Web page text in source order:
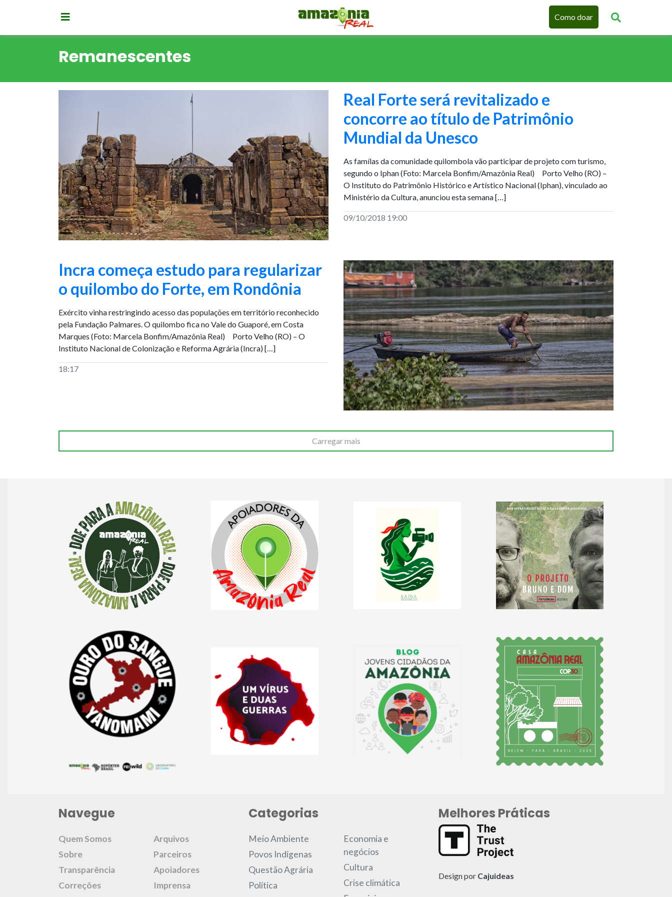
Como doar
Remanescentes
Real Forte será revitalizado e
concorre ao título de Patrimônio
Mundial da Unesco
As famílas da comunidade quilombola vão participar de projeto com turismo,
segundo o Iphan (Foto: Marcela Bonfim/Amazônia Real) Porto Velho (RO) –
O Instituto do Patrimônio Histórico e Artístico Nacional (Iphan), vinculado ao
Ministério da Cultura, anunciou esta semana […]
09/10/2018 19:00
Incra começa estudo para regularizar
o quilombo do Forte, em Rondônia
Exército vinha restringindo acesso das populações em território reconhecido
pela Fundação Palmares. O quilombo fica no Vale do Guaporé, em Costa
Marques (Foto: Marcela Bonfim/Amazônia Real) Porto Velho (RO) – O
Instituto Nacional de Colonização e Reforma Agrária (Incra) […]
18:17
Carregar mais
Navegue
Quem Somos
Sobre
Transparência
Correções
Arquivos
Parceiros
Apoiadores
Imprensa
Categorias
Meio Ambiente
Povos Indígenas
Questão Agrária
Política
Economia e
negócios
Cultura
Crise climática
Melhores Práticas
Design por Cajuideas